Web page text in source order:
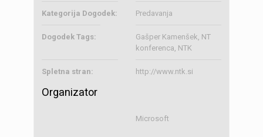
Kategorija Dogodek: Predavanja
Dogodek Tags: Gašper Kamenšek, NT
konferenca, NTK
Spletna stran: http://www.ntk.si
Organizator
Microsoft